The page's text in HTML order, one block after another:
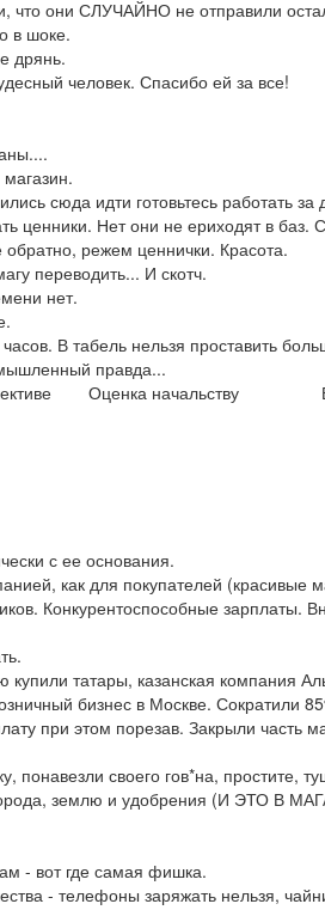
что они СЛУЧАЙНО не отправили
в шоке.
дрянь.
человек. Спасибо ей за все!
сюда идти готовьтесь работать
ценники. Нет они не ериходят в баз.
режем ценнички. Красота.
переводить... И скотч.
нет.
В табель нельзя проставить
правда...
Оценка начальству
с ее основания.
как для покупателей (красивые
Конкурентоспособные зарплаты.
татары, казанская компания
бизнес в Москве. Сократили
при этом порезав. Закрыли часть
своего гов*на, простите,
землю и удобрения (И ЭТО В
- вот где самая фишка.
- телефоны заряжать нельзя,